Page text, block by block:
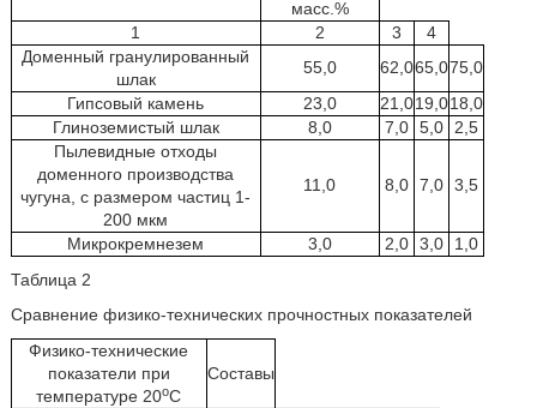
масс.%
1
2 3
4
Доменный гранулированный
шлак
55,0 62,065,075,0
Гипсовый камень
23,0 21,019,018,0
Глиноземистый шлак
8,0 7,0 5,0
2,5
Пылевидные отходы
доменного производства
чугуна, с размером частиц 1-
200 мкм
11,0 8,0 7,0 3,5
Микрокремнезем 3,0 2,0 3,0
1,0
Таблица 2
Сравнение физико-технических прочностных показателей
Физико-технические
показатели при
температуре 20оС
Составы